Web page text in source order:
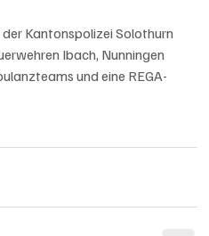
Kantonspolizei Solothurn
Ibach, Nunningen
und eine REGA-